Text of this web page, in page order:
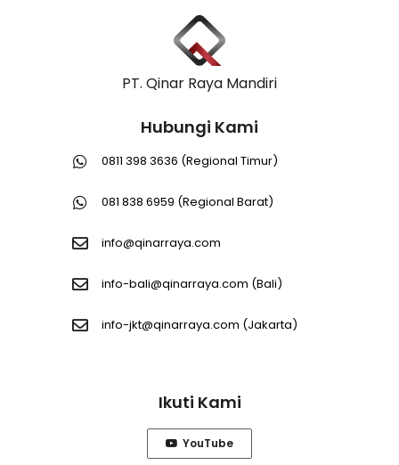
PT. Qinar Raya Mandiri
Hubungi Kami
0811 398 3636 (Regional Timur)
081 838 6959 (Regional Barat)
info@qinarraya.com
info-bali@qinarraya.com (Bali)
info-jkt@qinarraya.com (Jakarta)
Ikuti Kami
YouTube